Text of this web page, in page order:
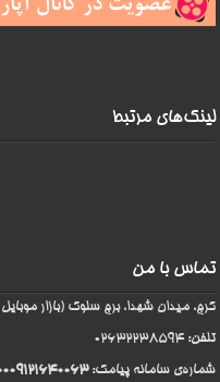
لینک‌های مرتبط
تماس با من
کرج، میدان شهدا، برج سلوک (بازار موبایل کرج)
تلفن: 02632238594
شماره‌ی سامانه پیامک: